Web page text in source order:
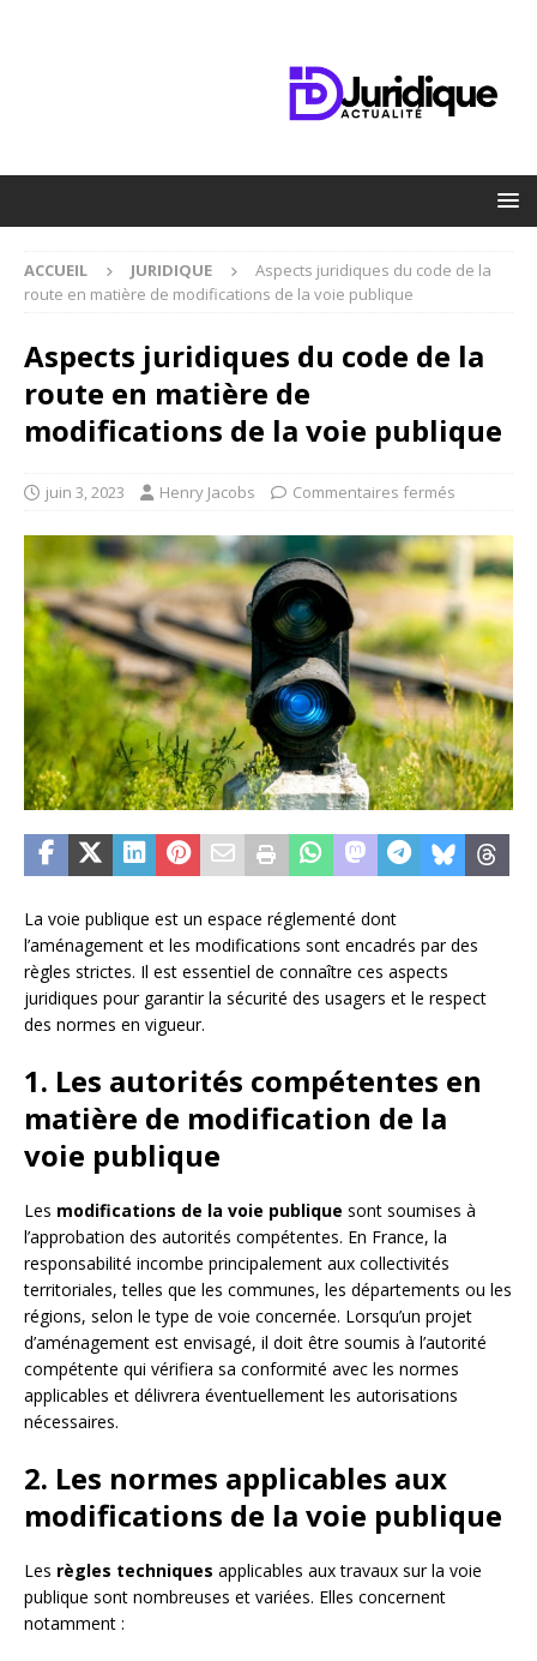
ACCUEIL JURIDIQUE
Aspects juridiques du code de la
route en matière de modifications de la voie publique
Aspects juridiques du code de la
route en matière de
modifications de la voie publique
juin 3, 2023 Henry Jacobs Commentaires fermés
La voie publique est un espace réglementé dont
l’aménagement et les modifications sont encadrés par des
règles strictes. Il est essentiel de connaître ces aspects
juridiques pour garantir la sécurité des usagers et le respect
des normes en vigueur.
1. Les autorités compétentes en
matière de modification de la
voie publique
Les modifications de la voie publique sont soumises à
l’approbation des autorités compétentes. En France, la
responsabilité incombe principalement aux collectivités
territoriales, telles que les communes, les départements ou les
régions, selon le type de voie concernée. Lorsqu’un projet
d’aménagement est envisagé, il doit être soumis à l’autorité
compétente qui vérifiera sa conformité avec les normes
applicables et délivrera éventuellement les autorisations
nécessaires.
2. Les normes applicables aux
modifications de la voie publique
Les règles techniques applicables aux travaux sur la voie
publique sont nombreuses et variées. Elles concernent
notamment :